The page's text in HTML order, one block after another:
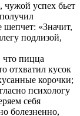
чужой успех бьет
«Значит,
подлизой,
пицца
отхватил кусок
корочки;
психологу
себя
болезненно,